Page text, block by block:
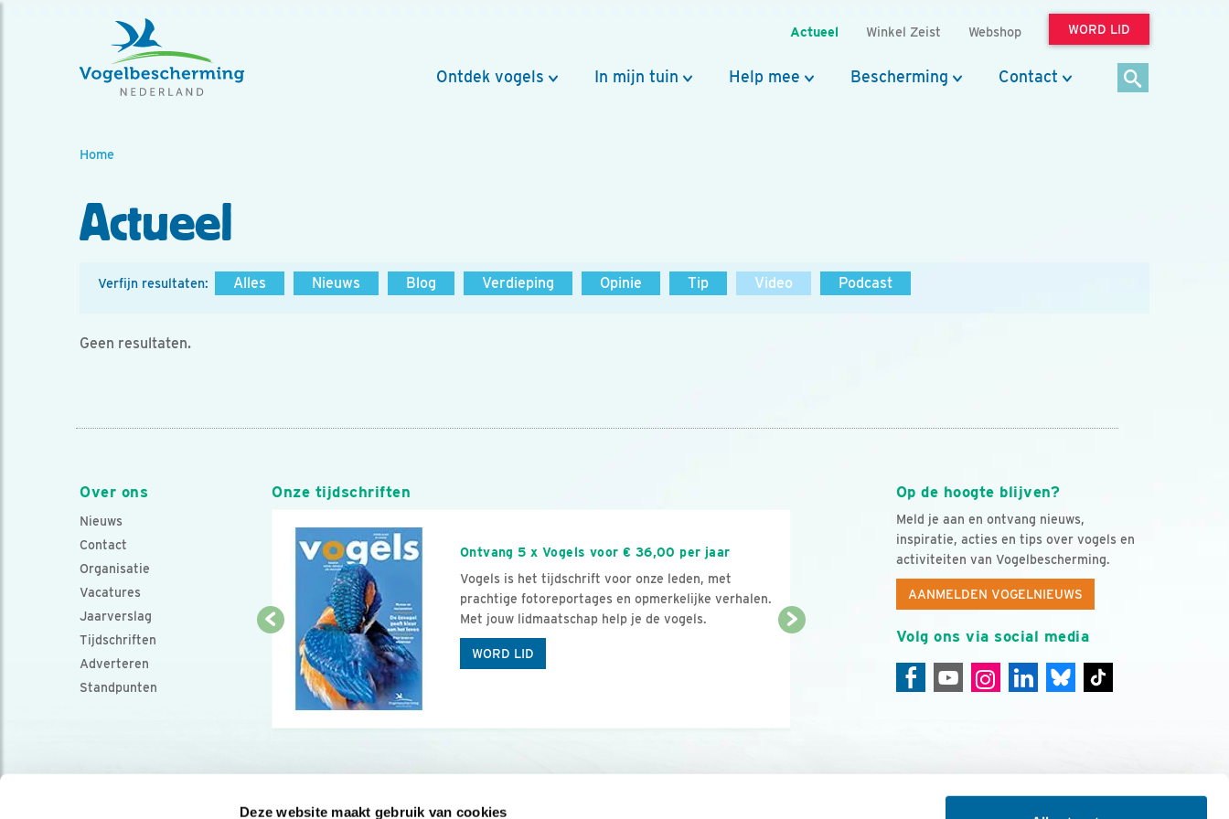
Deze website maakt gebruik van cookies
Actueel Winkel Zeist Webshop WORD LID
Ontdek vogels In mijn tuin Help mee Bescherming Contact
Home
Actueel
Verfijn resultaten: Alles Nieuws Blog Verdieping Opinie Tip Video Podcast
Geen resultaten.
Over ons
Nieuws
Contact
Organisatie
Vacatures
Jaarverslag
Tijdschriften
Adverteren
Standpunten
Op de hoogte blijven?
Meld je aan en ontvang nieuws,
inspiratie, acties en tips over vogels en
activiteiten van Vogelbescherming.
AANMELDEN VOGELNIEUWS
Volg ons via social media
Onze tijdschriften
Ontvang 5 x Vogels voor € 36,00 per jaar
Vogels is het tijdschrift voor onze leden, met
prachtige fotoreportages en opmerkelijke verhalen.
Met jouw lidmaatschap help je de vogels.
WORD LID